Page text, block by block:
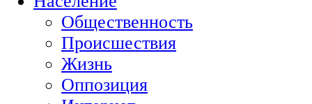
Общественность
Происшествия
Жизнь
Оппозиция